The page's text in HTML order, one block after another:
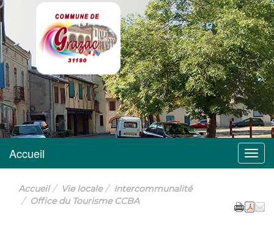
Grazac
Menu
Accueil
Accueil Vie locale
Intercommunalité
Office du Tourisme CCBA